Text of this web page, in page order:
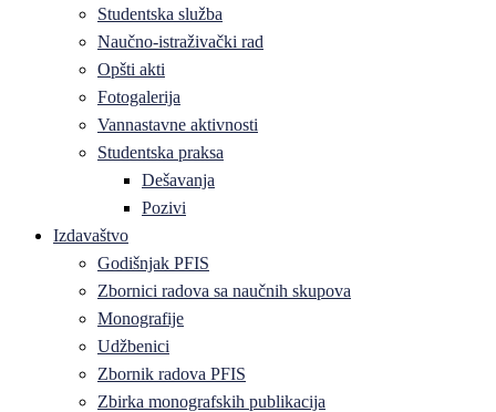
Studentska služba
Naučno-istraživački rad
Opšti akti
Fotogalerija
Vannastavne aktivnosti
Studentska praksa
Dešavanja
Pozivi
Izdavaštvo
Godišnjak PFIS
Zbornici radova sa naučnih skupova
Monografije
Udžbenici
Zbornik radova PFIS
Zbirka monografskih publikacija